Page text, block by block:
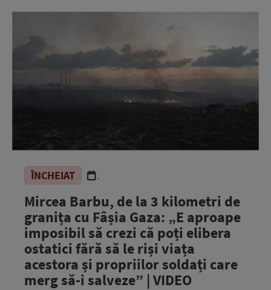
ÎNCHEIAT .
Mircea Barbu, de la 3 kilometri de
granița cu Fâșia Gaza: „E aproape
imposibil să crezi că poți elibera
ostatici fără să le riși viața
acestora și propriilor soldați care
merg să-i salveze” | VIDEO